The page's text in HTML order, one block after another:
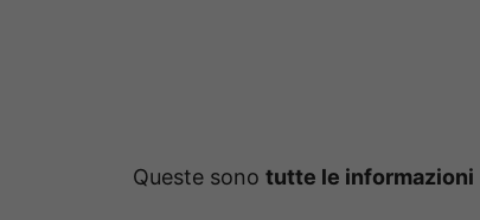
Queste sono tutte le informazioni